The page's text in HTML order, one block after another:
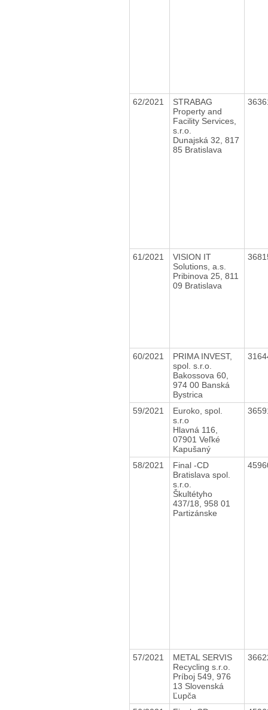
62/2021
STRABAG
Property and
Facility Services,
s.r.o.
Dunajská 32, 817
85 Bratislava
61/2021
VISION IT
Solutions, a.s.
Pribinova 25, 811
09 Bratislava
60/2021
PRIMA INVEST,
spol. s.r.o.
Bakossova 60,
974 00 Banská
Bystrica
59/2021
Euroko, spol.
s.r.o
Hlavná 116,
07901 Veľké
Kapušaný
58/2021
Final -CD
Bratislava spol.
s.r.o.
Škultétyho
437/18, 958 01
Partizánske
57/2021
METAL SERVIS
Recycling s.r.o.
Príboj 549, 976
13 Slovenská
Ľupča